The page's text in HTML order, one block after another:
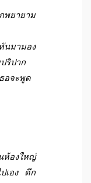
พยายาม
นมามอง
ริปาก
อจะพูด
ห้องใหญ่
ปเอง ดึก